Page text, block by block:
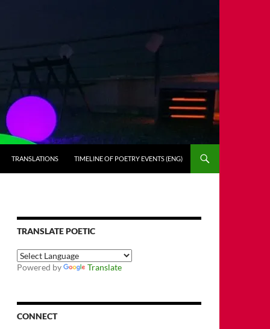
TRANSLATIONS TIMELINE OF POETRY EVENTS (ENG)
TRANSLATE POETIC
Powered by Translate
CONNECT